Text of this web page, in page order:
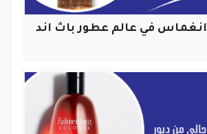
في عالم عطور باث اند